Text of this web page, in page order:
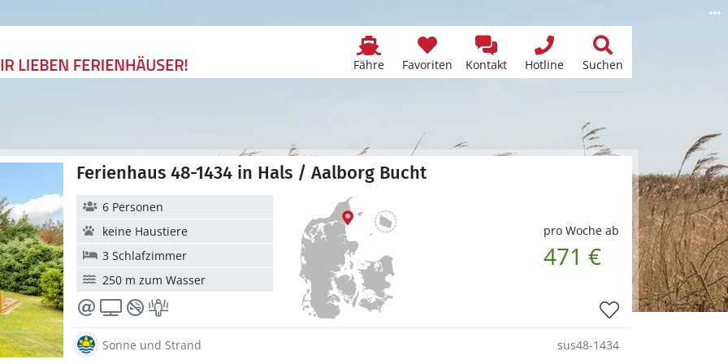
Fähre Favoriten Kontakt Hotline Suchen
Ferienhaus 48-1434 in Hals / Aalborg Bucht
pro Woche ab
471 €
6 Personen
keine Haustiere
3 Schlafzimmer
250 m zum Wasser
Sonne und Strand sus48-1434